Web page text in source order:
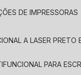
DE IMPRESSORAS
A LASER PRETO
PARA